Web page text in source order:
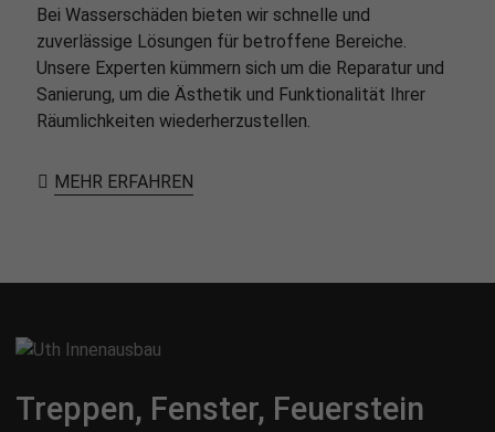
Bei Wasserschäden bieten wir schnelle und
zuverlässige Lösungen für betroffene Bereiche.
Unsere Experten kümmern sich um die Reparatur und
Sanierung, um die Ästhetik und Funktionalität Ihrer
Räumlichkeiten wiederherzustellen.
MEHR ERFAHREN
Treppen, Fenster, Feuerstein